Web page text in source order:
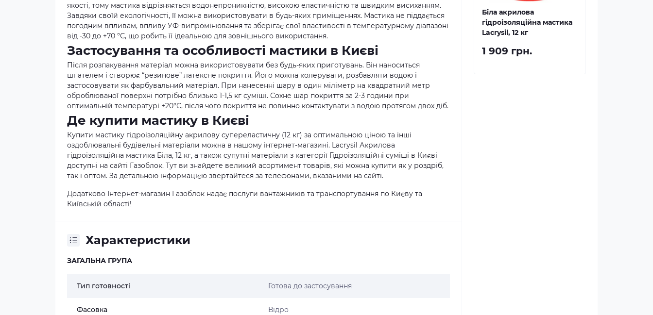
якості, тому мастика відрізняється водонепроникністю, високою еластичністю та швидким висиханням.
Завдяки своїй екологічності, її можна використовувати в будь-яких приміщеннях. Мастика не піддається
погодним впливам, впливу УФ-випромінювання та зберігає свої властивості в температурному діапазоні
від -30 до +70 °С, що робить її ідеальною для зовнішнього використання.
Застосування та особливості мастики в Києві
Після розпакування матеріал можна використовувати без будь-яких приготувань. Він наноситься
шпателем і створює “резинове” латексне покриття. Його можна колерувати, розбавляти водою і
застосовувати як фарбувальний матеріал. При нанесенні шару в один міліметр на квадратний метр
оброблюваної поверхні потрібно близько 1-1,5 кг суміші. Сохне шар покриття за 2-3 години при
оптимальній температурі +20°С, після чого покриття не повинно контактувати з водою протягом двох діб.
Де купити мастику в Києві
Купити мастику гідроізоляційну акрилову супереластичну (12 кг) за оптимальною ціною та інші
оздоблювальні будівельні матеріали можна в нашому інтернет-магазині. Lacrysil Акрилова
гідроізоляційна мастика Біла, 12 кг, а також супутні матеріали з категорії Гідроізоляційні суміші в Києві
доступні на сайті Газоблок. Тут ви знайдете великий асортимент товарів, які можна купити як у роздріб,
так і оптом. За детальною інформацією звертайтеся за телефонами, вказаними на сайті.
Додатково Інтернет-магазин Газоблок надає послуги вантажників та транспортування по Києву та
Київській області!
Характеристики
ЗАГАЛЬНА ГРУПА
Тип готовності Готова до застосування
Фасовка Відро
Біла акрилова
гідроізоляційна мастика
Lacrysil, 12 кг
1 909 грн.